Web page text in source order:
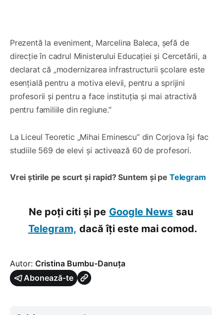
Prezentă la eveniment, Marcelina Baleca, șefă de
direcție în cadrul Ministerului Educației și Cercetării, a
declarat că „modernizarea infrastructurii școlare este
esențială pentru a motiva elevii, pentru a sprijini
profesorii și pentru a face instituția și mai atractivă
pentru familiile din regiune.”
La Liceul Teoretic „Mihai Eminescu” din Corjova își fac
studiile 569 de elevi și activează 60 de profesori.
Vrei știrile pe scurt și rapid? Suntem și pe Telegram
Ne poți citi și pe Google News sau
Telegram, dacă îți este mai comod.
Autor: Cristina Bumbu-Danuța
Abonează-te